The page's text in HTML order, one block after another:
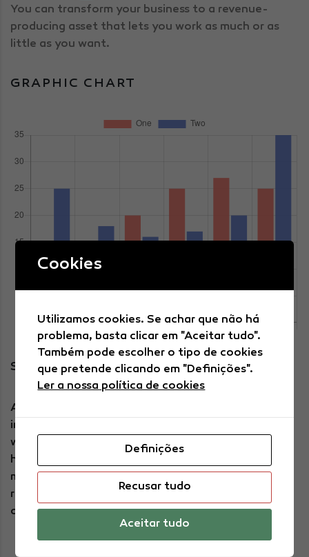
You can transform your business to a revenue-
producing asset that lets you work as much or as
little as you want.
GRAPHIC CHART
SAFETY NET & BUILD WEALTH
A strong business plan requires going beyond
intuition and experience, and supporting your idea
with fact-based market research. Investors need to
have confidence in your understanding of the
market, so don’t let yourself down by skimping on
research. We have access to fee-based, subscriber-
only resources such as:
Cookies
Utilizamos cookies. Se achar que não há
problema, basta clicar em "Aceitar tudo".
Também pode escolher o tipo de cookies
que pretende clicando em "Definições".
Ler a nossa política de cookies
Definições
Recusar tudo
Aceitar tudo